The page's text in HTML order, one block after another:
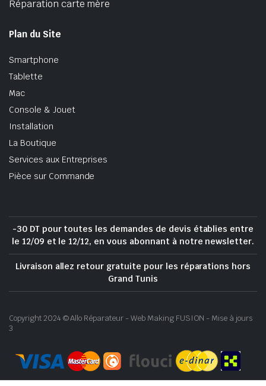
Réparation carte mère
Plan du Site
Smartphone
Tablette
Mac
Console & Jouet
Installation
La Boutique
Services aux Entreprises
Pièce sur Commande
-30 DT pour toutes les demandes de devis établies entre
le 12/09 et le 12/12, en vous abonnant à notre newsletter.
Livraison allez retour gratuite pour les réparations hors
Grand Tunis
Copyright 2024 © Allo Réparateur - Web Making FUSION - Mise à jours
3